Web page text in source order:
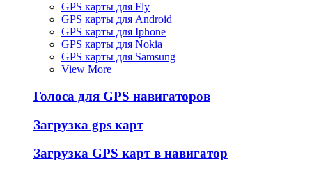
GPS карты для Fly
GPS карты для Android
GPS карты для Iphone
GPS карты для Nokia
GPS карты для Samsung
View More
Голоса для GPS навигаторов
Загрузка gps карт
Загрузка GPS карт в навигатор